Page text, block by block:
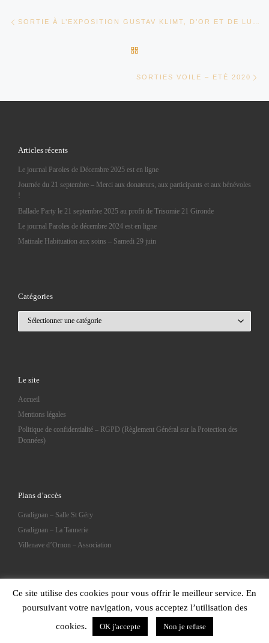
SORTIES VOILE – ETÉ 2020
Articles récents
Le journal Paroles de Décembre 2025 est en ligne
Journée du 21 septembre – Merci aux donateurs, aux participants et aux bénévoles
!
Ballade Party le 21 septembre 2025 au profit de Trisomie 21 Gironde
Le journal Paroles de décembre 2024 est en ligne
Matinale Habituation aux soins – Samedi 29 juin
Catégories
Le site
Accueil
Mentions légales
Politique de confidentialité – RGPD (Règlement Général sur la Protection des
Données)
Plans d’accès
Gradignan – Salle St Géry
Gradignan – La Tannerie
Villenave d’Ornon – Association
© 2026 Trisomie 21 Gironde– Tous droits réservés
Propulsé par WP– Réalisé avec theThème Customizr
Ce site utilise des cookies pour vous offrir le meilleur service. En
poursuivant votre navigation, vous acceptez l’utilisation des
cookies.
OK j'accepte Non je refuse